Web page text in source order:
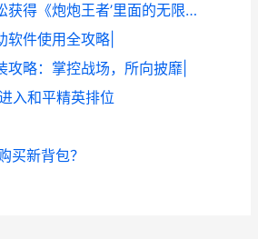
|该该怎么办办轻松获得《炮炮王者’里面的无限金币和星星|
软件使用全攻略|
攻略：掌控战场，所向披靡|
入和平精英排位
买新背包？